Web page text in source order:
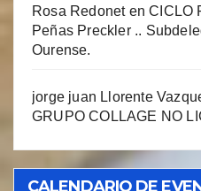
Rosa RedonetenCICLO
Peñas Preckler ..
Ourense.
jorge juan Llorente
GRUPO COLLAGE NO
CALENDARIO DE